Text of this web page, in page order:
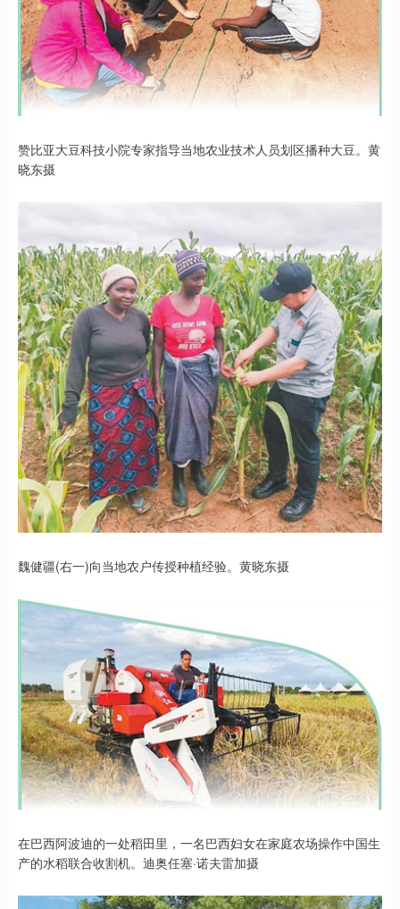
赞比亚大豆科技小院专家指导当地农业技术人员划区播种大豆。黄
晓东摄
魏健疆(右一)向当地农户传授种植经验。黄晓东摄
在巴西阿波迪的一处稻田里，一名巴西妇女在家庭农场操作中国生
产的水稻联合收割机。迪奥任塞·诺夫雷加摄